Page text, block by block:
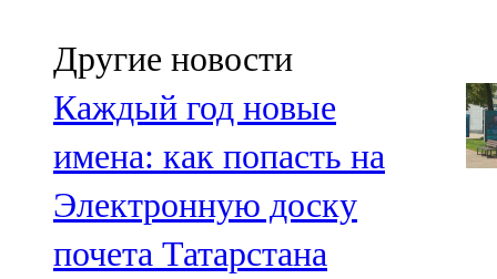
Другие новости
Каждый год новые
имена: как попасть на
Электронную доску
почета Татарстана